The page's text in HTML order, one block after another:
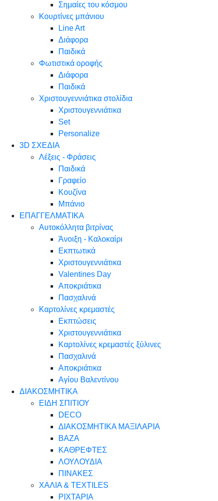
Σημαίες του κόσμου
Κουρτίνες μπάνιου
Line Art
Διάφορα
Παιδικά
Φωτιστικά οροφής
Διάφορα
Παιδικά
Χριστουγεννιάτικα στολίδια
Χριστουγεννιάτικα
Set
Personalize
3D ΣΧΕΔΙΑ
Λέξεις - Φράσεις
Παιδικά
Γραφείο
Κουζίνα
Μπάνιο
ΕΠΑΓΓΕΛΜΑΤΙΚΑ
Αυτοκόλλητα βιτρίνας
Άνοιξη - Καλοκαίρι
Εκπτωτικά
Χριστουγεννιάτικα
Valentines Day
Αποκριάτικα
Πασχαλινά
Καρτολίνες κρεμαστές
Εκπτώσεις
Χριστουγεννιάτικα
Καρτολίνες κρεμαστές ξύλινες
Πασχαλινά
Αποκριάτικα
Αγίου Βαλεντίνου
ΔΙΑΚΟΣΜΗΤΙΚΑ
ΕΙΔΗ ΣΠΙΤΙΟΥ
DECO
ΔΙΑΚΟΣΜΗΤΙΚΑ ΜΑΞΙΛΑΡΙΑ
ΒΑΖΑ
ΚΑΘΡΕΦΤΕΣ
ΛΟΥΛΟΥΔΙΑ
ΠΙΝΑΚΕΣ
ΧΑΛΙΑ & TEXTILES
ΡΙΧΤΑΡΙΑ